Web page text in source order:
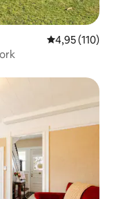
Évaluation
4,95 (110)